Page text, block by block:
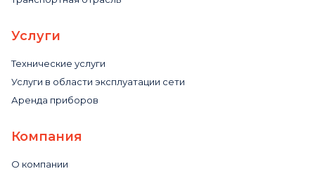
Услуги
Технические услуги
Услуги в области эксплуатации сети
Аренда приборов
Компания
О компании